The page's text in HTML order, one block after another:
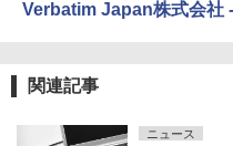
Verbatim Japan株式会社
関連記事
ニュース